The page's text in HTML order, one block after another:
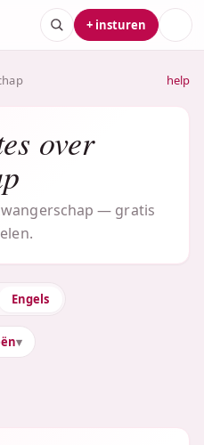
+ insturen
help
over
— gratis
Engels